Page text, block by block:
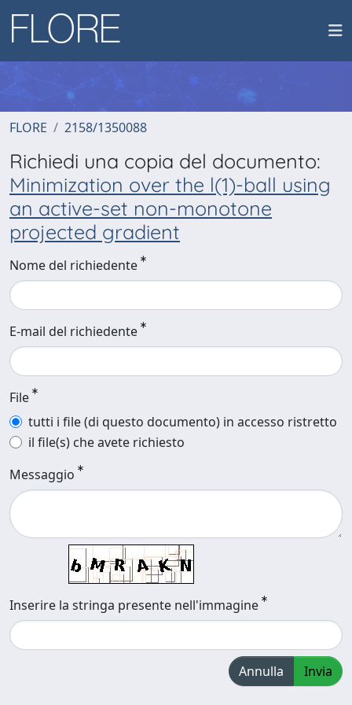
FLORE 2158/1350088
Richiedi una copia del documento:
Minimization over the l(1)-ball using
an active-set non-monotone
projected gradient
Nome del richiedente
E-mail del richiedente
File
tutti i file (di questo documento) in accesso ristretto
il file(s) che avete richiesto
Messaggio
Inserire la stringa presente nell'immagine
Annulla Invia